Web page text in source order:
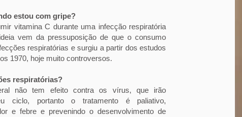
estou com gripe?
vitamina C durante uma infecção respiratória
vem da pressuposição de que o consumo
respiratórias e surgiu a partir dos estudos
1970, hoje muito controversos.
respiratórias?
não tem efeito contra os vírus, que irão
ciclo, portanto o tratamento é paliativo,
e febre e prevenindo o desenvolvimento de